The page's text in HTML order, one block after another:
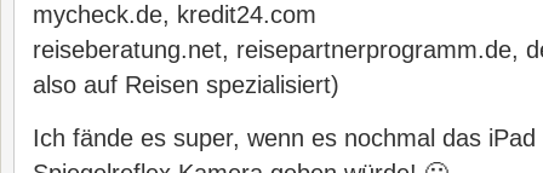
mycheck.de, kredit24.com
reiseberatung.net, reisepartnerprogramm.de,
also auf Reisen spezialisiert)
Ich fände es super, wenn es nochmal das